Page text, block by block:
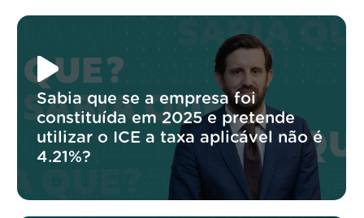
Sabia que se a empresa foi
constituída em 2025 e pretende
utilizar o ICE a taxa aplicável não é
4.21%?